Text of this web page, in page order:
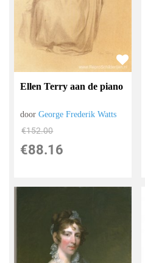
Ellen Terry aan de piano
doorGeorge Frederik Watts
€152.00
€88.16